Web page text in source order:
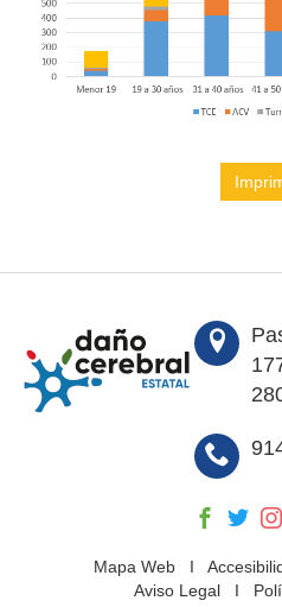
Mapa WebI
Aviso Legal I